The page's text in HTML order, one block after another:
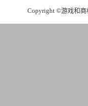
Copyright ©游戏和